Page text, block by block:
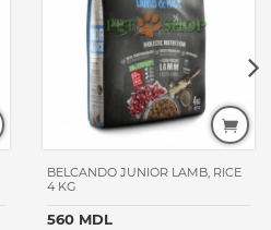
BELCANDO JUNIOR LAMB, RICE
4 KG
560 MDL